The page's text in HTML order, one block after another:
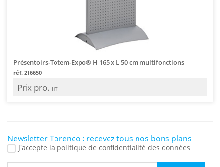
Présentoirs-Totem-Expo® H 165 x L 50 cm multifonctions
réf. 216650
Prix pro. HT
Newsletter Torenco : recevez tous nos bons plans
J'accepte la politique de confidentialité des données